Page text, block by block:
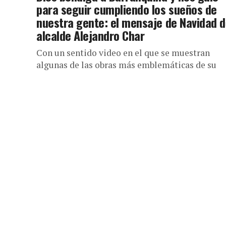
para seguir cumpliendo los sueños de
nuestra gente: el mensaje de Navidad
alcalde Alejandro Char
Con un sentido video en el que se muestran
algunas de las obras más emblemáticas de su